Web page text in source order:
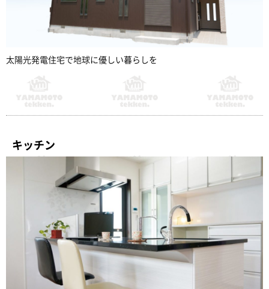
太陽光発電住宅で地球に優しい暮らしを
キッチン